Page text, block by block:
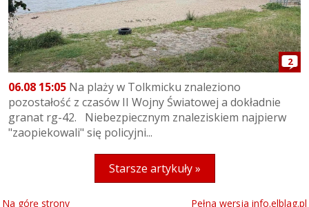
2
06.08 15:05 Na plaży w Tolkmicku znaleziono
pozostałość z czasów II Wojny Światowej a dokładnie
granat rg-42. Niebezpiecznym znaleziskiem najpierw
"zaopiekowali" się policyjni...
Starsze artykuły »
Na górę strony Pełna wersja info.elblag.pl